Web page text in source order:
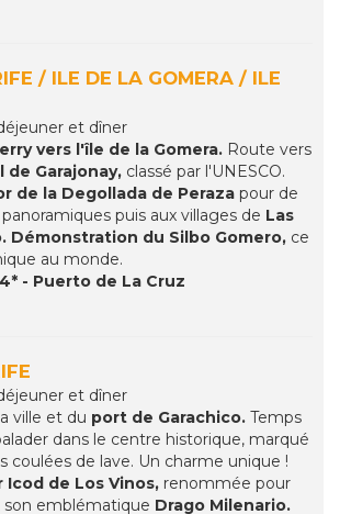
/ ILE DE LA GOMERA / ILE
et dîner
vers l'île de la Gomera. Route vers
de Garajonay, classé par l'UNESCO.
de la Degollada de Peraza pour de
puis aux villages de Las
Démonstration du Silbo Gomero, ce
au monde.
- Puerto de La Cruz
et dîner
ville et du port de Garachico. Temps
dans le centre historique, marqué
coulées de lave. Un charme unique !
Icod de Los Vinos, renommée pour
son emblématique Drago Milenario.